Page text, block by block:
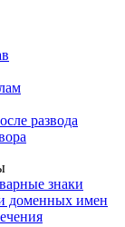
развода
знаки
доменных имен